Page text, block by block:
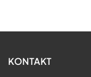
KONTAKT